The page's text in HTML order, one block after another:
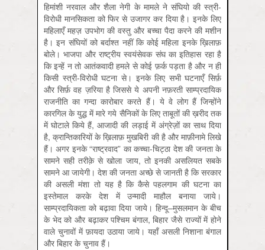
हिमांशी नरवाल और शैला नेगी के मामले ने संघियो की स्त्री-
विरोधी मानसिकता को फिर से उजागर कर दिया है। इनके लिए
महिलाएँ महज़ उपभोग की वस्तु और बच्चा पैदा करने की मशीन
है। इन संघियों को बर्दाश्त नहीं कि कोई महिला इनके ख़िलाफ़
बोले। भाजपा और राष्ट्रीय स्वयंसेवक संघ का इतिहास रहा है
कि इन्हें न तो आतंकवादी हमले से कोई फ़र्क पड़ता है और न ही
किसी स्त्री-विरोधी घटना से। इनके लिए सभी घटनाएँ सिर्फ़
और सिर्फ़ वह ज़रिया है जिससे ये अपनी नफ़रती साम्प्रदायिक
राजनीति का गन्दा कारोबार करते हैं। ये वे लोग हैं जिन्होंने
कारगिल के युद्ध में मारे गये सैनिकों के लिए ताबूतों की ख़रीद तक
में घोटाले किये हैं, आजादी की लड़ाई में अंग्रेज़ों का साथ दिया
है, क्रान्तिकारियों के ख़िलाफ़ मुखबिरी की है और माफ़ीनामे लिखे
हैं। अगर इनके “राष्ट्रवाद” का कच्चा-चिट्ठा देश की जनता के
सामने सही तरीक़े से खोला जाय, तो इनकी असलियत सबके
सामने आ जायेगी। देश की जनता अच्छे से जानती है कि सरकार
की असली मंशा तो यह है कि कैसे पहलगाम की घटना का
इस्तेमाल करके देश में उन्मादी माहौल बनाया जाये।
साम्प्रदायिकता को बढ़ावा दिया जाये। हिन्दू–मुसलमान के बीच
के भेद को और बढ़ाकर पश्चिम बंगाल, बिहार जैसे राज्यों में होने
वाले चुनावों में फ़ायदा उठाया जाये। यहाँ असली निशाना बंगाल
और बिहार के चुनाव हैं।